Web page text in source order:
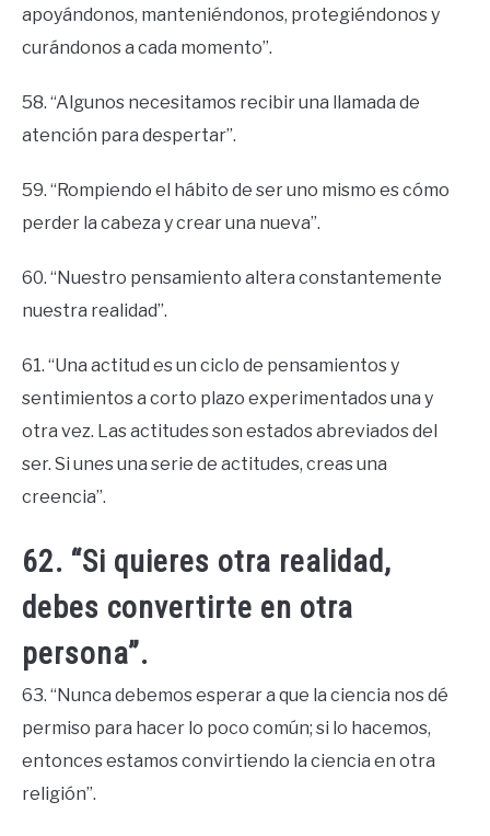
apoyándonos, manteniéndonos, protegiéndonos y
curándonos a cada momento”.
58. “Algunos necesitamos recibir una llamada de
atención para despertar”.
59. “Rompiendo el hábito de ser uno mismo es cómo
perder la cabeza y crear una nueva”.
60. “Nuestro pensamiento altera constantemente
nuestra realidad”.
61. “Una actitud es un ciclo de pensamientos y
sentimientos a corto plazo experimentados una y
otra vez. Las actitudes son estados abreviados del
ser. Si unes una serie de actitudes, creas una
creencia”.
62. “Si quieres otra realidad,
debes convertirte en otra
persona”.
63. “Nunca debemos esperar a que la ciencia nos dé
permiso para hacer lo poco común; si lo hacemos,
entonces estamos convirtiendo la ciencia en otra
religión”.